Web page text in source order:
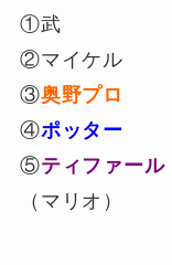
①武
②マイケル
③奥野プロ
④ポッター
⑤ティファール
（マリオ）